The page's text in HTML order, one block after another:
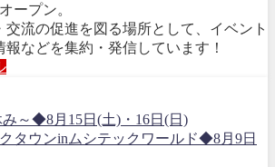
ープン。
流の促進を図る場所として、イベント
などを集約・発信しています！
～◆8月15日(土)・16日(日)
タウンinムシテックワールド◆8月9日